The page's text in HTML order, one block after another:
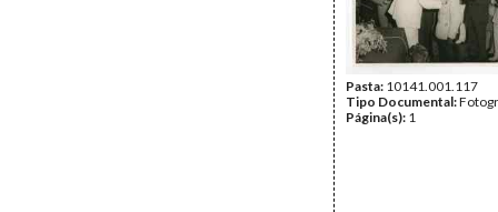
Pasta: 10141.001.117
Tipo Documental:
Página(s): 1